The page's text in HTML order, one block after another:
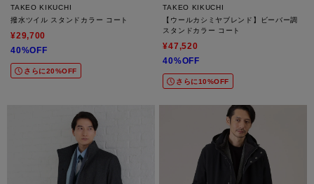
TAKEO KIKUCHI
撥水ツイル スタンドカラー コート
¥29,700
40%OFF
さらに20%OFF
TAKEO KIKUCHI
【ウールカシミヤブレンド】ビーバー調
スタンドカラー コート
¥47,520
40%OFF
さらに10%OFF